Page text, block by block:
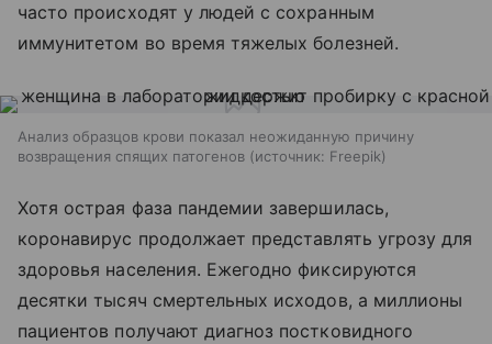
часто происходят у людей с сохранным
иммунитетом во время тяжелых болезней.
Анализ образцов крови показал неожиданную причину
возвращения спящих патогенов
источник: Freepik
Хотя острая фаза пандемии завершилась,
коронавирус продолжает представлять угрозу для
здоровья населения. Ежегодно фиксируются
десятки тысяч смертельных исходов, а миллионы
пациентов получают диагноз постковидного